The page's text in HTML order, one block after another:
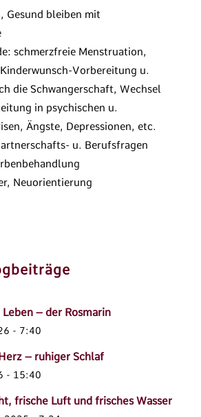
Gesund bleiben mit
schmerzfreie Menstruation,
Vorbereitung u.
die Schwangerschaft, Wechsel
in psychischen u.
Ängste, Depressionen, etc.
u. Berufsfragen
Neuorientierung
– der Rosmarin
- 7:40
– ruhiger Schlaf
- 15:40
frische Luft und frisches Wasser